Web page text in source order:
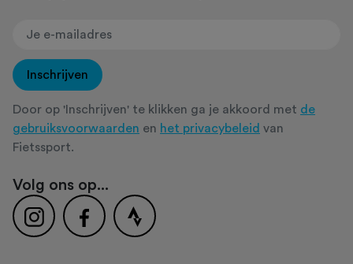
Inschrijven
Door op 'Inschrijven' te klikken ga je akkoord met de
gebruiksvoorwaarden en het privacybeleid van
Fietssport.
Volg ons op...